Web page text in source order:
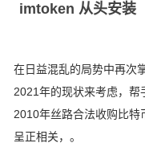
imtoken 从头安装
在日益混乱的局势中再次
2021年的现状来考虑，帮
2010年丝路合法收购比特
呈正相关，。